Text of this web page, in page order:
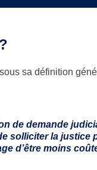
sa définition
de demande
solliciter la justice
d’être moins